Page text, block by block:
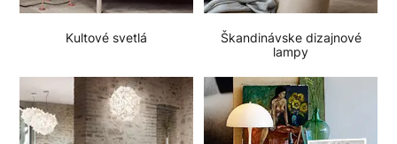
Kultové svetlá
Škandinávske dizajnové
lampy